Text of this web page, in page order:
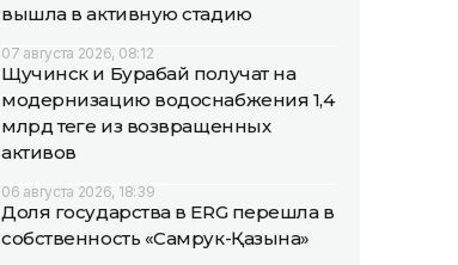
вышла в активную стадию
07 августа 2026, 08:12
Щучинск и Бурабай получат на
модернизацию водоснабжения 1,4
млрд теңге из возвращенных
активов
06 августа 2026, 18:39
Доля государства в ERG перешла в
собственность «Самрук-Қазына»